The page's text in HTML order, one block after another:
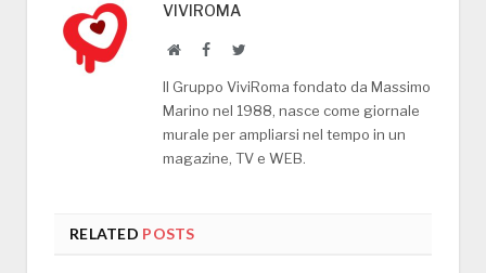
VIVIROMA
WebsiteFacebookTwitter
Il Gruppo ViviRoma fondato da Massimo
Marino nel 1988, nasce come giornale
murale per ampliarsi nel tempo in un
magazine, TV e WEB.
RELATED POSTS